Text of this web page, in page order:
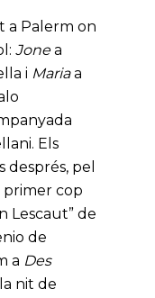
a Palerm on
Jonea
i Mariaa
Els
pel
primer cop
Lescaut” de
de
a Des
nit de